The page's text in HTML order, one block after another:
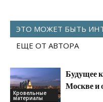
ЭТО МОЖЕТ БЫТЬ
ЕЩЕ ОТ АВТОРА
Кровельные
материалы
Будущее
Москве и